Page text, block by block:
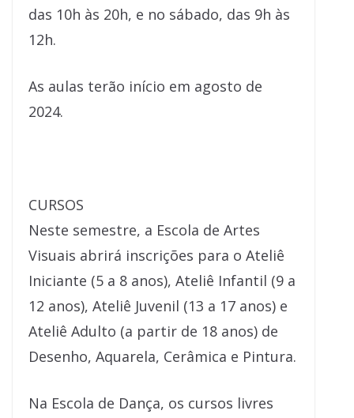
das 10h às 20h, e no sábado, das 9h às
12h.
As aulas terão início em agosto de
2024.
CURSOS
Neste semestre, a Escola de Artes
Visuais abrirá inscrições para o Ateliê
Iniciante (5 a 8 anos), Ateliê Infantil (9 a
12 anos), Ateliê Juvenil (13 a 17 anos) e
Ateliê Adulto (a partir de 18 anos) de
Desenho, Aquarela, Cerâmica e Pintura.
Na Escola de Dança, os cursos livres